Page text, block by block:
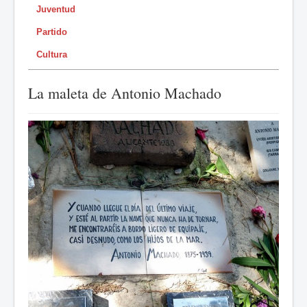
Juventud
Partido
Cultura
La maleta de Antonio Machado